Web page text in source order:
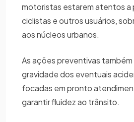
motoristas estarem atentos a
ciclistas e outros usuários,
aos núcleos urbanos.
As ações preventivas também
gravidade dos eventuais
focadas em pronto
garantir fluidez ao trânsito.